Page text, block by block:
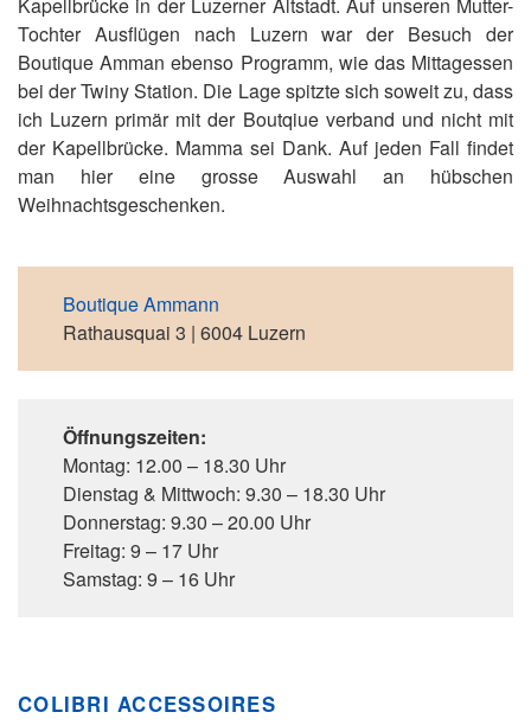
Tochter Ausflügen nach Luzern war der Besuch der
Boutique Amman ebenso Programm, wie das Mittagessen
bei der Twiny Station. Die Lage spitzte sich soweit zu, dass
ich Luzern primär mit der Boutqiue verband und nicht mit
der Kapellbrücke. Mamma sei Dank. Auf jeden Fall findet
man hier eine grosse Auswahl an hübschen
Weihnachtsgeschenken.
Boutique Ammann
Rathausquai 3 | 6004 Luzern
Öffnungszeiten:
Montag: 12.00 – 18.30 Uhr
Dienstag & Mittwoch: 9.30 – 18.30 Uhr
Donnerstag: 9.30 – 20.00 Uhr
Freitag: 9 – 17 Uhr
Samstag: 9 – 16 Uhr
COLIBRI ACCESSOIRES